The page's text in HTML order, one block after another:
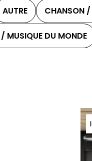
AUTRE CHANSON /
MUSIQUE DU MONDE